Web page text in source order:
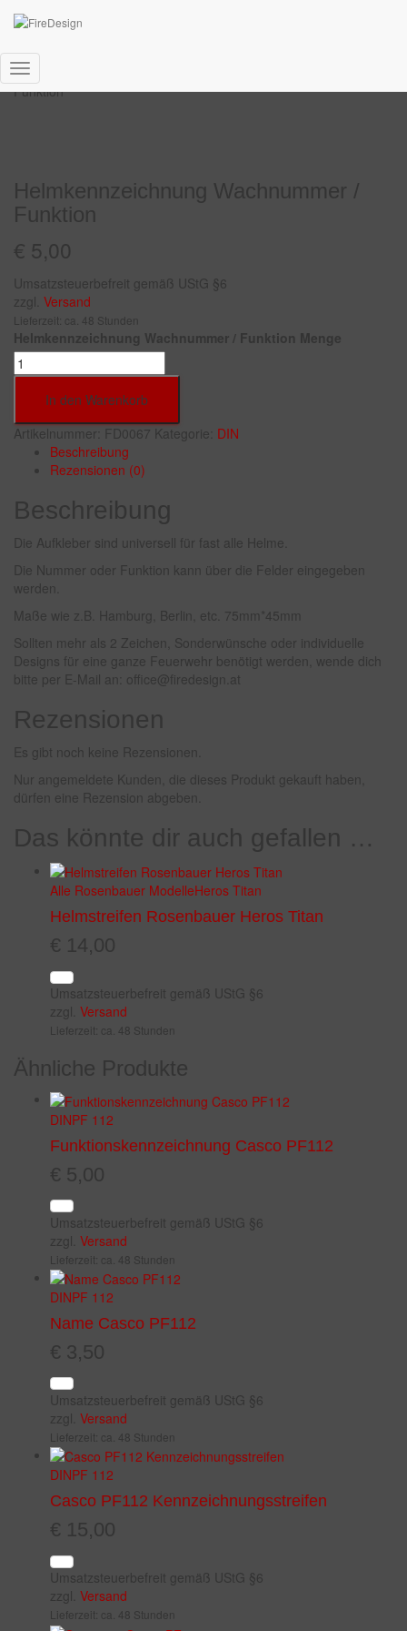
Navigation
umschalten
Start
Funktion
Helmkennzeichnung Wachnummer /
Funktion
€ 5,00
Umsatzsteuerbefreit gemäß UStG §6
zzgl. Versand
Lieferzeit: ca. 48 Stunden
Helmkennzeichnung Wachnummer / Funktion Menge
In den Warenkorb
Artikelnummer: FD0067 Kategorie: DIN
Beschreibung
Rezensionen (0)
Beschreibung
Die Aufkleber sind universell für fast alle Helme.
Die Nummer oder Funktion kann über die Felder eingegeben
werden.
Maße wie z.B. Hamburg, Berlin, etc. 75mm*45mm
Sollten mehr als 2 Zeichen, Sonderwünsche oder individuelle
Designs für eine ganze Feuerwehr benötigt werden, wende dich
bitte per E-Mail an: office@firedesign.at
Rezensionen
Es gibt noch keine Rezensionen.
Nur angemeldete Kunden, die dieses Produkt gekauft haben,
dürfen eine Rezension abgeben.
Das könnte dir auch gefallen …
Alle Rosenbauer ModelleHeros Titan
Helmstreifen Rosenbauer Heros Titan
€ 14,00
Umsatzsteuerbefreit gemäß UStG §6
zzgl. Versand
Lieferzeit: ca. 48 Stunden
Ähnliche Produkte
DINPF 112
Funktionskennzeichnung Casco PF112
€ 5,00
Umsatzsteuerbefreit gemäß UStG §6
zzgl. Versand
Lieferzeit: ca. 48 Stunden
DINPF 112
Name Casco PF112
€ 3,50
Umsatzsteuerbefreit gemäß UStG §6
zzgl. Versand
Lieferzeit: ca. 48 Stunden
DINPF 112
Casco PF112 Kennzeichnungsstreifen
€ 15,00
Umsatzsteuerbefreit gemäß UStG §6
zzgl. Versand
Lieferzeit: ca. 48 Stunden